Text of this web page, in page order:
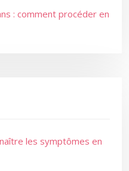
: comment procéder en
les symptômes en